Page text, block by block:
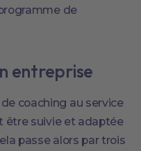
de
entreprise
coaching au service
être suivie et adaptée
passe alors par trois